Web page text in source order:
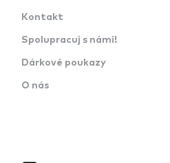
Kontakt
Spolupracuj s námi!
Dárkové poukazy
O nás